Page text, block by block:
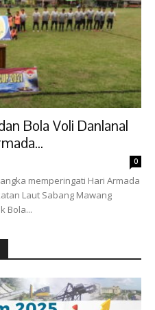
Bola Voli Danlanal
0
memperingati Hari Armada
Laut Sabang Mawang
Bola...